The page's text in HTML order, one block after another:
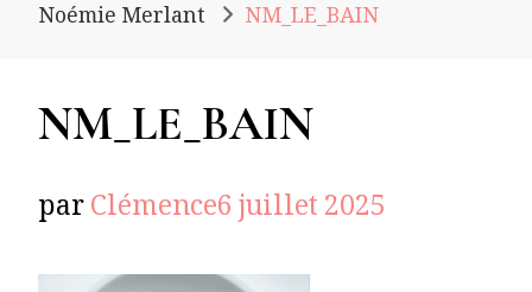
Noémie Merlant
NM_LE_BAIN
NM_LE_BAIN
parClémence6 juillet 2025